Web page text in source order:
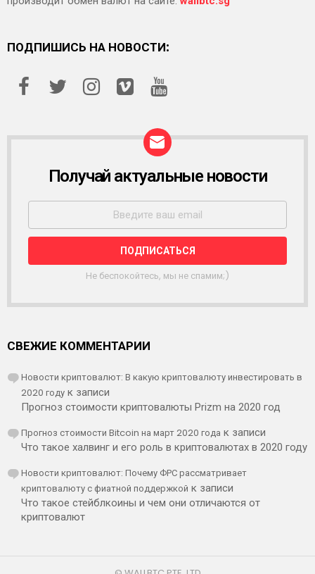
ПОДПИШИСЬ НА НОВОСТИ:
С
Ы
Л
К
Получай актуальные новости
Не беспокойтесь, мы не спамим;)
СВЕЖИЕ КОММЕНТАРИИ
Новости криптовалют: В какую криптовалюту инвестировать в
2020 году к записи
Прогноз стоимости криптовалюты Prizm на 2020 год
Прогноз стоимости Bitcoin на март 2020 года к записи
Что такое халвинг и его роль в криптовалютах в 2020 году
Новости криптовалют: Почему ФРС рассматривает
криптовалюту с фиатной поддержкой к записи
Что такое стейблкоины и чем они отличаются от
криптовалют